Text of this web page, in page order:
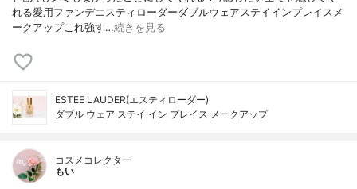
れる愛用ファンデ⁡エスティローダーダブルウェアステイインプレイスメ
ークアップ⁡⁡これ強す…続きを見る
ESTEE LAUDER(エスティローダー)
ダブル ウェア ステイ イン プレイス メークアップ
コスメコレクター
もい